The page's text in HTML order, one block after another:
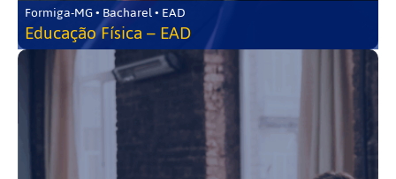
Formiga-MG • Bacharel • EAD
Educação Física – EAD